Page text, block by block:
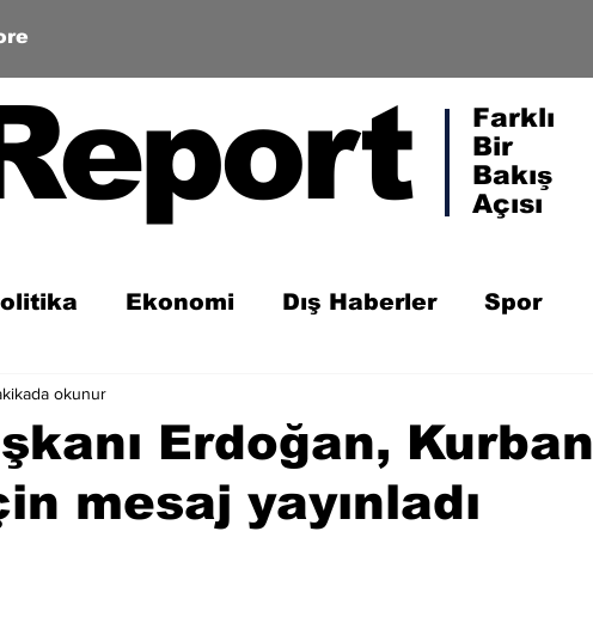
Farklı
Bir
Bakış
Açısı
Ekonomi Dış Haberler Spor
Erdoğan, Kurban
mesaj yayınladı
okunur